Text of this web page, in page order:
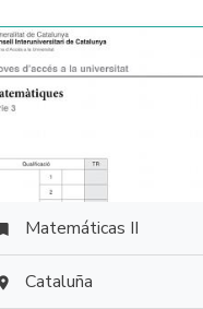
Matemáticas II
Cataluña